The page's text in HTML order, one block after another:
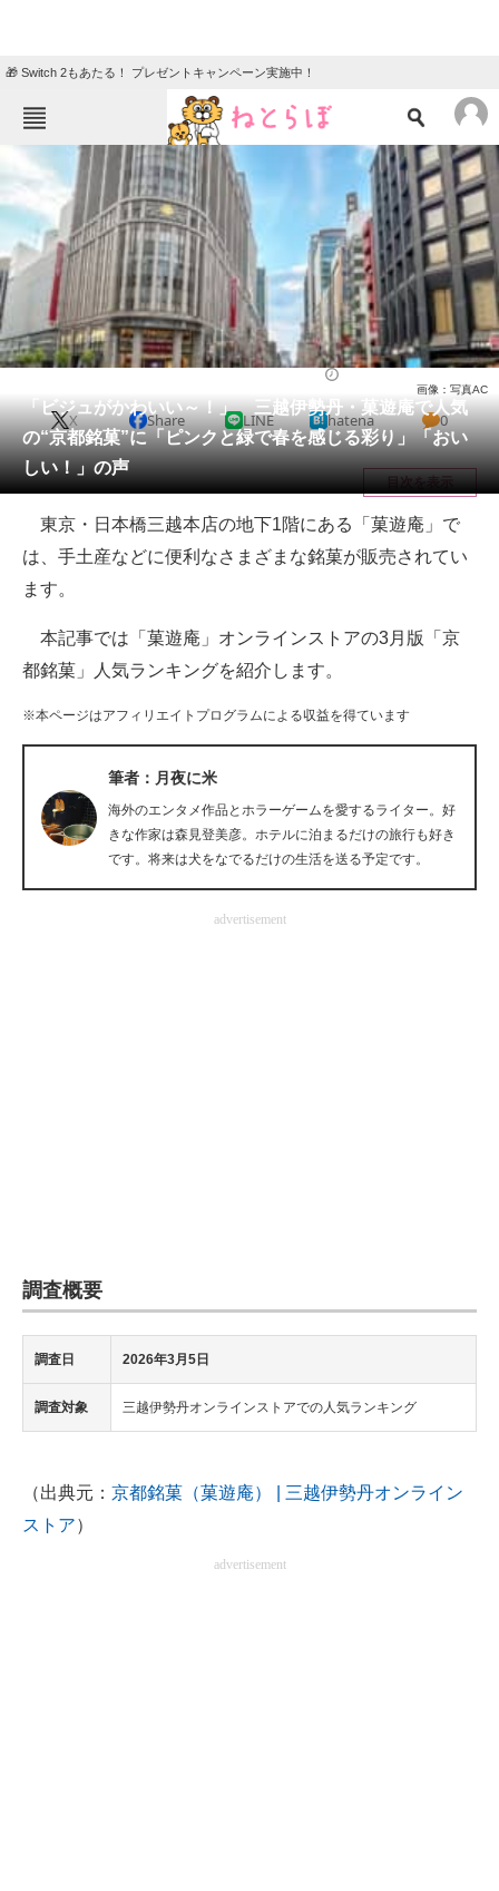
🎁 Switch 2もあたる！ プレゼントキャンペーン実施中！
ねとらぼメニュー
TOP
エンタメ
グルメ 地域
住まい 教育・育児
動物 リサーチ
会員記事
メディア
注目記事を集めた総合ページ
ITの今と未来を見通す
スマホと通信の最新トレンド
進化するPCとデバイスの未来
AI活用のいまが分かる
企業ITのトレンドを詳説
エネルギーの専門メディア
建設×テクノロジーの最前線
ちょっと気になるネットの話題
「ビジュがかわいい～！」 三越伊勢丹・菓遊庵で人気
の“京都銘菓”に「ピンクと緑で春を感じる彩り」「おい
しい！」の声
画像：写真AC
X Share LINE hatena 0
目次を表示
東京・日本橋三越本店の地下1階にある「菓遊庵」で
は、手土産などに便利なさまざまな銘菓が販売されてい
ます。
本記事では「菓遊庵」オンラインストアの3月版「京
都銘菓」人気ランキングを紹介します。
※本ページはアフィリエイトプログラムによる収益を得ています
筆者：月夜に米
海外のエンタメ作品とホラーゲームを愛するライター。好
きな作家は森見登美彦。ホテルに泊まるだけの旅行も好き
です。将来は犬をなでるだけの生活を送る予定です。
advertisement
調査概要
調査日 2026年3月5日
調査対象 三越伊勢丹オンラインストアでの人気ランキング
（出典元： 京都銘菓（菓遊庵） | 三越伊勢丹オンライン
ストア）
advertisement